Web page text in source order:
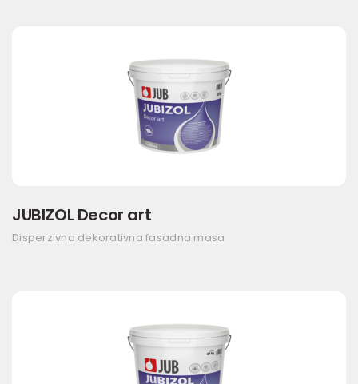
JUBIZOL Decor art
Disperzivna dekorativna fasadna masa